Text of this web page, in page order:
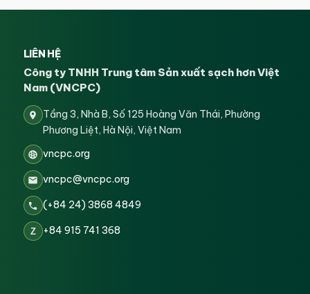
LIÊN HỆ
Công ty TNHH Trung tâm Sản xuất sạch hơn Việt
Nam (VNCPC)
Tầng 3, Nhà B, Số 125 Hoàng Văn Thái, Phường
Phương Liệt, Hà Nội, Việt Nam
vncpc.org
vncpc@vncpc.org
(+84 24) 3868 4849
Z +84 915 741 368